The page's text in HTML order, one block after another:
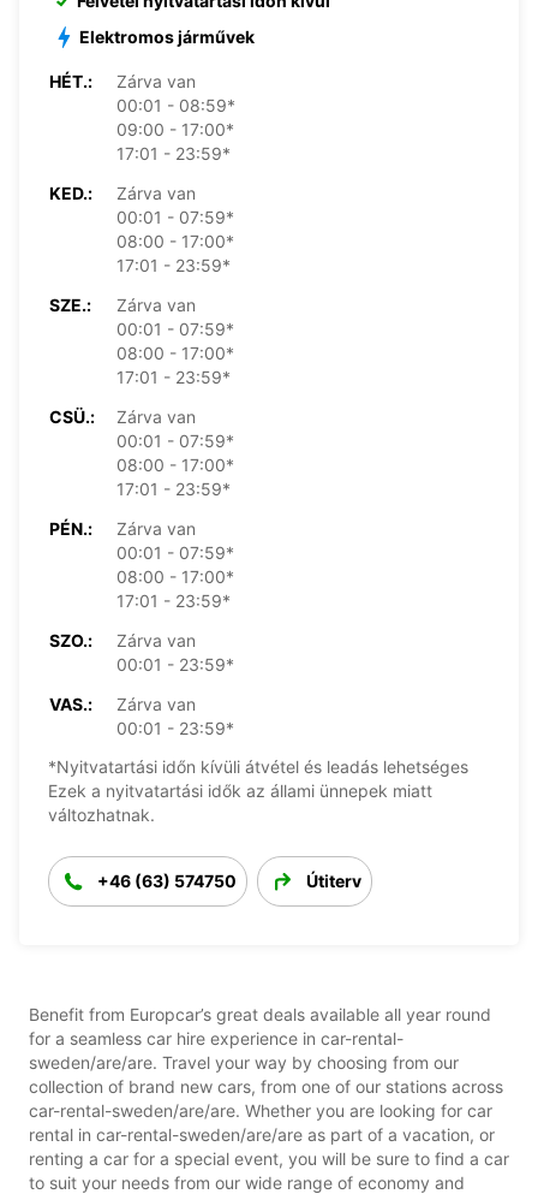
Elektromos járművek
HÉT.:
Zárva van
00:01 - 08:59*
09:00 - 17:00*
17:01 - 23:59*
KED.:
Zárva van
00:01 - 07:59*
08:00 - 17:00*
17:01 - 23:59*
SZE.:
Zárva van
00:01 - 07:59*
08:00 - 17:00*
17:01 - 23:59*
CSÜ.:
Zárva van
00:01 - 07:59*
08:00 - 17:00*
17:01 - 23:59*
PÉN.:
Zárva van
00:01 - 07:59*
08:00 - 17:00*
17:01 - 23:59*
SZO.:
Zárva van
00:01 - 23:59*
VAS.:
Zárva van
00:01 - 23:59*
*Nyitvatartási időn kívüli átvétel és leadás lehetséges
Ezek a nyitvatartási idők az állami ünnepek miatt
változhatnak.
+46 (63) 574750 Útiterv
Benefit from Europcar’s great deals available all year round
for a seamless car hire experience in car-rental-
sweden/are/are. Travel your way by choosing from our
collection of brand new cars, from one of our stations across
car-rental-sweden/are/are. Whether you are looking for car
rental in car-rental-sweden/are/are as part of a vacation, or
renting a car for a special event, you will be sure to find a car
to suit your needs from our wide range of economy and